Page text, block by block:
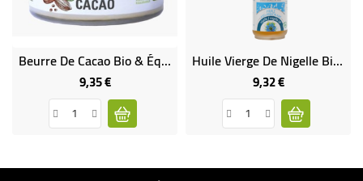
Beurre De Cacao Bio & Équitable
9,35 €Prix
Huile Vierge De Nigelle Bio & Equitable (100% Nigelle)
9,32 €Prix